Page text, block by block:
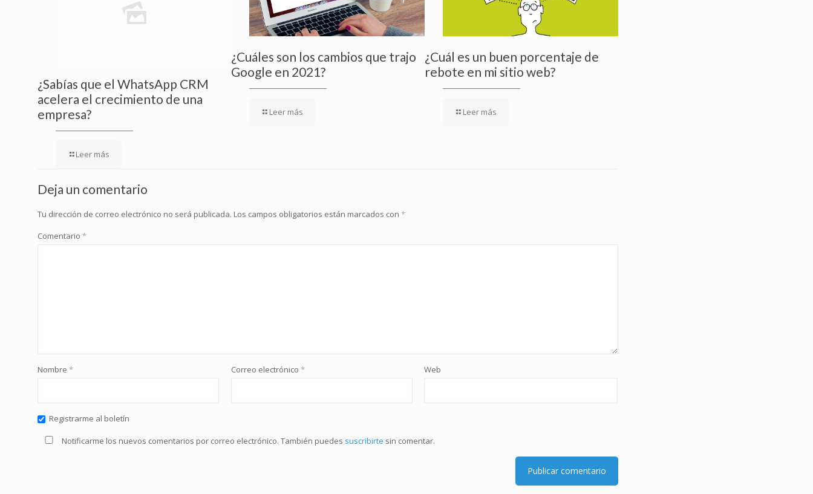
¿Sabías que el WhatsApp CRM
acelera el crecimiento de una
empresa?
Leer más
¿Cuáles son los cambios que trajo
Google en 2021?
Leer más
¿Cuál es un buen porcentaje de
rebote en mi sitio web?
Leer más
Deja un comentario
Tu dirección de correo electrónico no será publicada. Los campos obligatorios están marcados con *
Comentario *
Nombre * Correo electrónico * Web
Registrarme al boletín
Notificarme los nuevos comentarios por correo electrónico. También puedes suscribirte sin comentar.